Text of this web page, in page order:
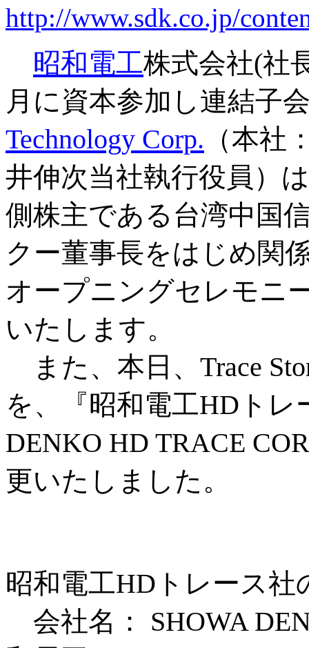
http://www.sdk.co.jp/
昭和電工株式会社(社
月に資本参加し連結子
Technology Corp. （本
井伸次当社執行役員）
側株主である台湾中国
クー董事長をはじめ関
オープニングセレモニ
いたします。
また、本日、Trace
を、『昭和電工HDトレ
DENKO HD TRACE
更いたしました。
昭和電工HDトレース社
会社名： SHOWA